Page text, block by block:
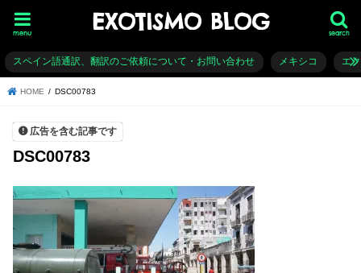
EXOTISMO BLOG search
menu
スペイン語通訳、翻訳のご依頼について・お問い合わせ メキシコ エ
HOME DSC00783
広告を含む記事です
DSC00783